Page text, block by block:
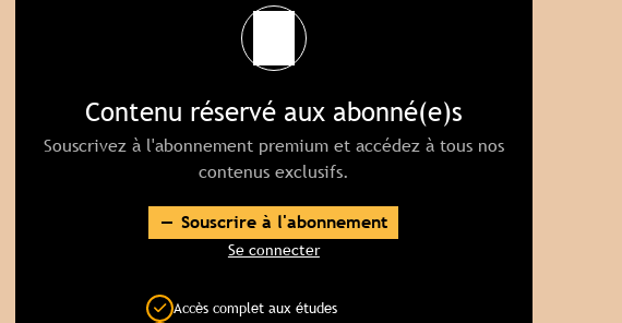
Contenu réservé aux abonné(e)s
Souscrivez à l'abonnement premium et accédez à tous nos
contenus exclusifs.
Souscrire à l'abonnement
Se connecter
Accès complet aux études